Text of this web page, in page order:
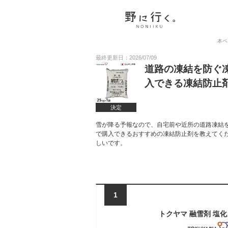
本
最終更新日：2026/07/09
決定
道路の凍結を防ぐ
入できる凍結防止
雪が降る予報なので、自宅前や近所の道路凍
で購入できるおすすめの凍結防止剤を教えて
しいです。
1